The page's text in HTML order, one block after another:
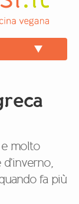
e molto
fa più